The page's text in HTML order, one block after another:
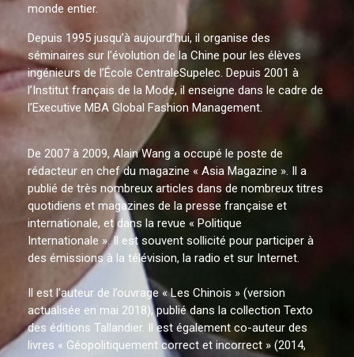
monde entier.
Depuis 1995 jusqu’à aujourd’hui, il organise des
séminaires sur l’évolution de la Chine pour les élèves
ingénieurs de l’École CentraleSupelec. Depuis 2001 à
l’Institut français de la Mode, il enseigne dans le cadre de
l’Executive MBA Global Fashion Management.
De 2007 à 2009, Alain Wang a occupé le poste de
rédacteur en chef du magazine « Asia Magazine ». Il a
publié de très nombreux articles dans de nombreux titres
quotidiens et magazines de la presse française et
internationale, et dans la revue « Politique
Internationale ». Il est souvent sollicité pour participer à
des émissions à la télévision, la radio et sur Internet.
Il est l’auteur de l’ouvrage « Les Chinois » (version
actualisée en mai 2018), publié dans la collection Texto
des éditions Tallandier. Il est également co-auteur des
livres « Géopolitiquement correct et incorrect » (2014,